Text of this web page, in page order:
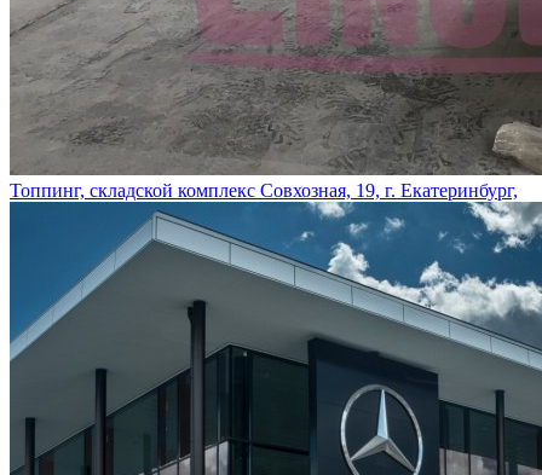
Топпинг, складской комплекс Совхозная, 19, г. Екатеринбург,